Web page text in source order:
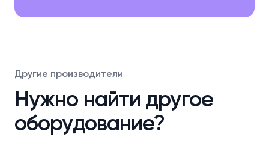
Другие производители
Нужно найти другое
оборудование?